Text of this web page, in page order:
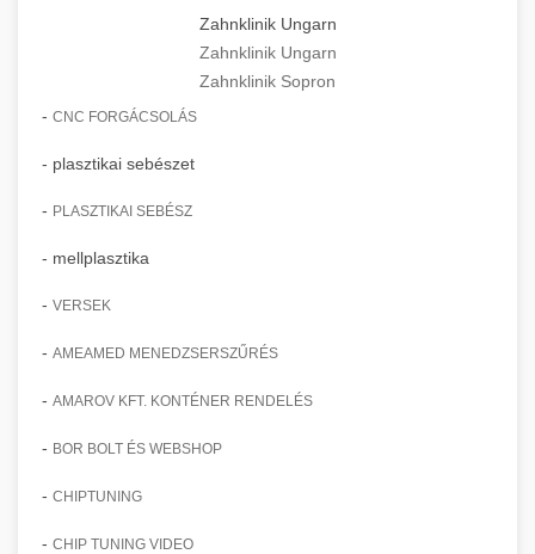
Zahnklinik Ungarn
Zahnklinik Ungarn
Zahnklinik Sopron
- CNC FORGÁCSOLÁS
- plasztikai sebészet
- PLASZTIKAI SEBÉSZ
- mellplasztika
- VERSEK
- AMEAMED MENEDZSERSZŰRÉS
- AMAROV KFT. KONTÉNER RENDELÉS
- BOR BOLT ÉS WEBSHOP
- CHIPTUNING
- CHIP TUNING VIDEO